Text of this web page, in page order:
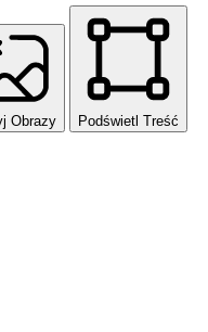
Obrazy Podświetl Treść